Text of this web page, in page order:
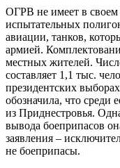
ОГРВ не имеет в своем
испытательных
авиации, танков,
армией.
местных жителей.
составляет 1,1 тыс.
президентских
обозначила, что среди
из Приднестровья.
вывода боеприпасов
заявления –
не боеприпасы.